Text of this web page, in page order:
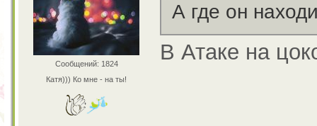
Сообщений: 1824
Катя))) Ко мне - на ты!
А где он
В Атаке на